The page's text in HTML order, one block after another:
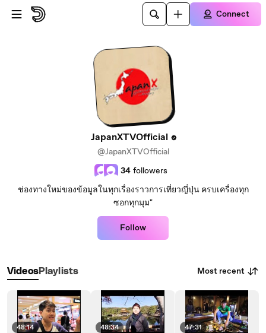
Skip to main content
Connect
JapanXTVOfficial
@JapanXTVOfficial
34 followers
ช่องทางใหม่ของข้อมูลในทุกเรื่องราวการเที่ยวญี่ปุ่น ครบเครื่องทุก
ซอกทุกมุม"
Follow
VideosPlaylists Most recent
48:14 48:34 47:31